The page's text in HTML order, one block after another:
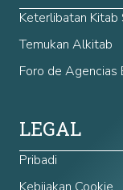
Keterlibatan Kitab
Temukan Alkitab
Foro de Agencias
LEGAL
Pribadi